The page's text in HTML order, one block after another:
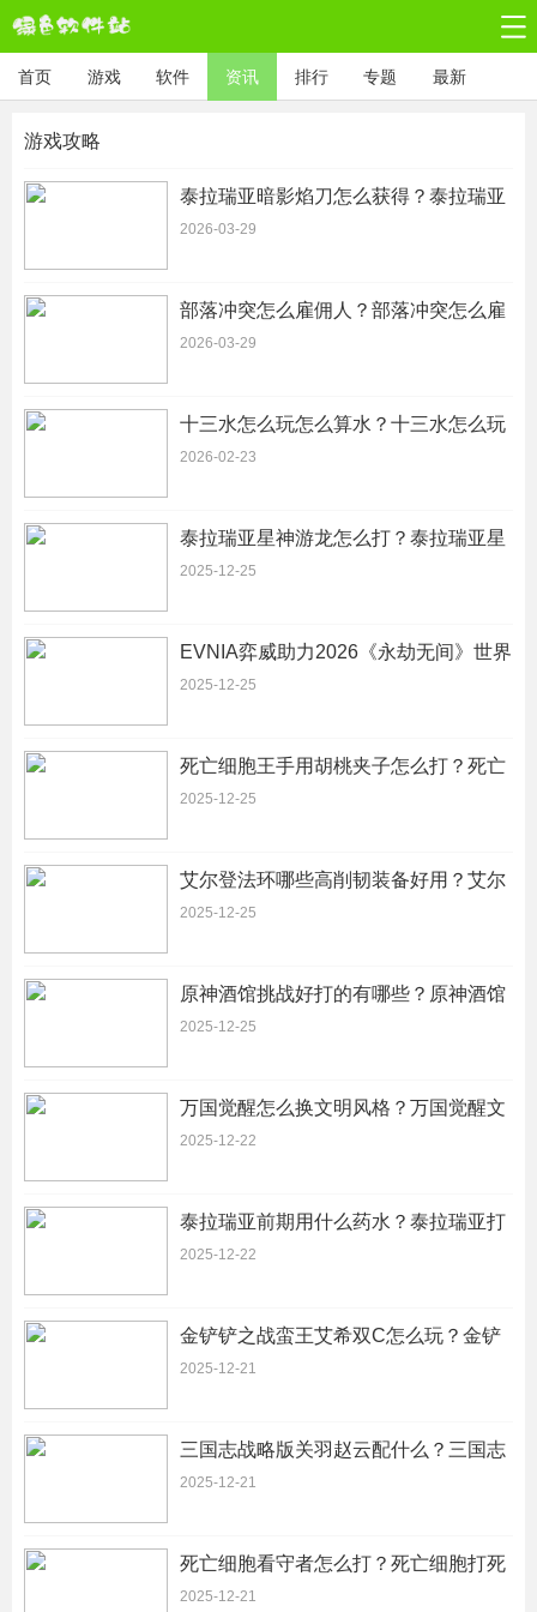
首页 游戏 软件 资讯 排行 专题 最新
游戏攻略
泰拉瑞亚暗影焰刀怎么获得？泰拉瑞亚
暗影焰刀怎么做
2026-03-29
部落冲突怎么雇佣人？部落冲突怎么雇
佣建筑工人
2026-03-29
十三水怎么玩怎么算水？十三水怎么玩
图解详细介绍-新手玩家易学必看
2026-02-23
泰拉瑞亚星神游龙怎么打？泰拉瑞亚星
神游龙怎么召唤
2025-12-25
EVNIA弈威助力2026《永劫无间》世界
冠军赛圆满收官-EVNIA弈威助力2026
2025-12-25
死亡细胞王手用胡桃夹子怎么打？死亡
细胞胡桃夹子属性
2025-12-25
艾尔登法环哪些高削韧装备好用？艾尔
登法环哪些高削韧装备好用一点
2025-12-25
原神酒馆挑战好打的有哪些？原神酒馆
挑战好打的有哪些人物
2025-12-25
万国觉醒怎么换文明风格？万国觉醒文
明风格怎么改
2025-12-22
泰拉瑞亚前期用什么药水？泰拉瑞亚打
boss必备药水
2025-12-22
金铲铲之战蛮王艾希双C怎么玩？金铲
铲之战艾希出什么装备
2025-12-21
三国志战略版关羽赵云配什么？三国志
战略版关羽赵云哪个适合主将
2025-12-21
死亡细胞看守者怎么打？死亡细胞打死
看守者后选哪个关卡好
2025-12-21